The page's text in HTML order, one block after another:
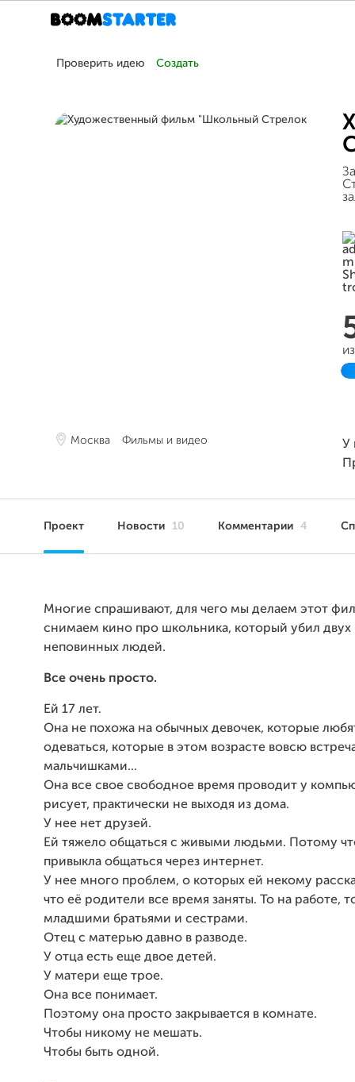
Проверить идею Создать
Москва Фильмы и видео
У
Проект Новости 10 Комментарии 4
Многие спрашивают, для чего мы делаем этот
снимаем кино про школьника, который убил двух
неповинных людей.
Все очень просто.
Ей 17 лет.
Она не похожа на обычных девочек, которые
одеваться, которые в этом возрасте вовсю
мальчишками...
Она все свое свободное время проводит у
рисует, практически не выходя из дома.
У нее нет друзей.
Ей тяжело общаться с живыми людьми. Потому
привыкла общаться через интернет.
У нее много проблем, о которых ей некому
что её родители все время заняты. То на работе,
младшими братьями и сестрами.
Отец с матерью давно в разводе.
У отца есть еще двое детей.
У матери еще трое.
Она все понимает.
Поэтому она просто закрывается в комнате.
Чтобы никому не мешать.
Чтобы быть одной.